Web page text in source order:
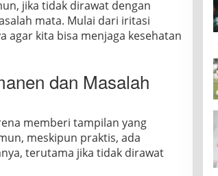
jika tidak dirawat dengan
mata. Mulai dari iritasi
agar kita bisa menjaga kesehatan
dan Masalah
memberi tampilan yang
meskipun praktis, ada
terutama jika tidak dirawat